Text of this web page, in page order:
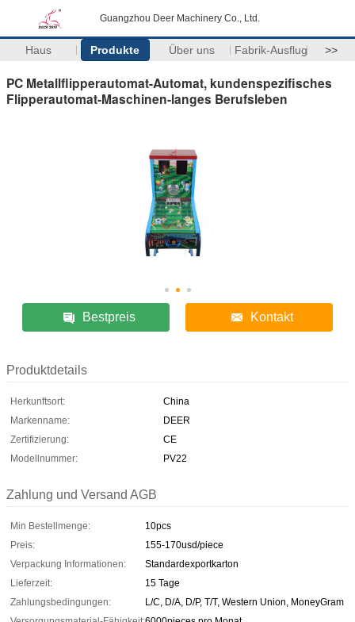
Guangzhou Deer Machinery Co., Ltd.
Haus Produkte Über uns Fabrik-Ausflug >>
PC Metallflipperautomat-Automat, kundenspezifisches
Flipperautomat-Maschinen-langes Berufsleben
Bestpreis Kontakt
Produktdetails
Herkunftsort:
China
Markenname:
DEER
Zertifizierung:
CE
Modellnummer:
PV22
Zahlung und Versand AGB
Min Bestellmenge:
10pcs
Preis:
155-170usd/piece
Verpackung Informationen:
Standardexportkarton
Lieferzeit:
15 Tage
Zahlungsbedingungen:
L/C, D/A, D/P, T/T, Western Union, MoneyGram